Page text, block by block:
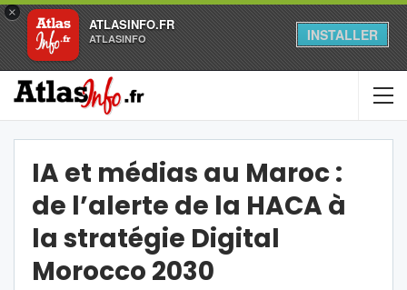
×
ATLASINFO.FR
ATLASINFO INSTALLER
IA et médias au Maroc :
de l’alerte de la HACA à
la stratégie Digital
Morocco 2030